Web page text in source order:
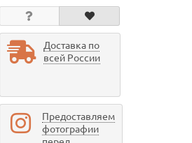
Доставка по
всей России
Предоставляем
фотографии